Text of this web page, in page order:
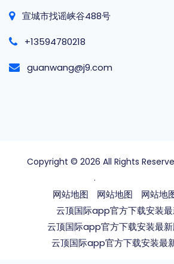
宣城市找谣峡谷488号
+13594780218
guanwang@j9.com
Copyright © 2026 All Rights
.
网站地图 网站地图 网站地
云顶国际app官方下载安装
云顶国际app官方下载安装最
云顶国际app官方下载安装最